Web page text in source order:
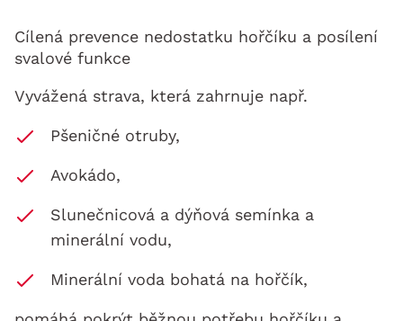
Cílená prevence nedostatku hořčíku a posílení
svalové funkce
Vyvážená strava, která zahrnuje např.
Pšeničné otruby,
Avokádo,
Slunečnicová a dýňová semínka a
minerální vodu,
Minerální voda bohatá na hořčík,